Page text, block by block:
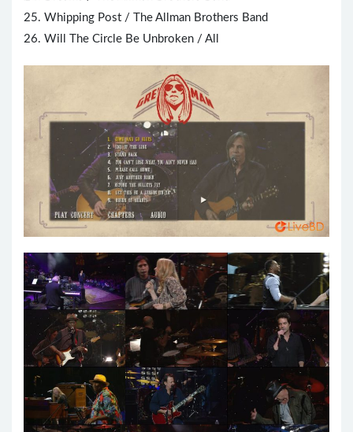
25. Whipping Post / The Allman Brothers Band
26. Will The Circle Be Unbroken / All